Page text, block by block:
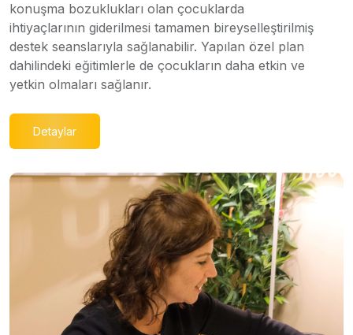
konuşma bozuklukları olan çocuklarda
ihtiyaçlarının giderilmesi tamamen bireyselleştirilmiş
destek seanslarıyla sağlanabilir. Yapılan özel plan
dahilindeki eğitimlerle de çocukların daha etkin ve
yetkin olmaları sağlanır.
Detaylar